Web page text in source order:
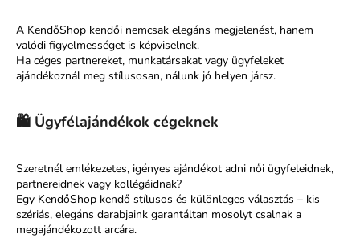
A KendőShop kendői nemcsak elegáns megjelenést, hanem
valódi figyelmességet is képviselnek.
Ha céges partnereket, munkatársakat vagy ügyfeleket
ajándékoznál meg stílusosan, nálunk jó helyen jársz.
🛍️ Ügyfélajándékok cégeknek
Szeretnél emlékezetes, igényes ajándékot adni női ügyfeleidnek,
partnereidnek vagy kollégáidnak?
Egy KendőShop kendő stílusos és különleges választás – kis
szériás, elegáns darabjaink garantáltan mosolyt csalnak a
megajándékozott arcára.
k
e
r
e
s
?
KERESÉS